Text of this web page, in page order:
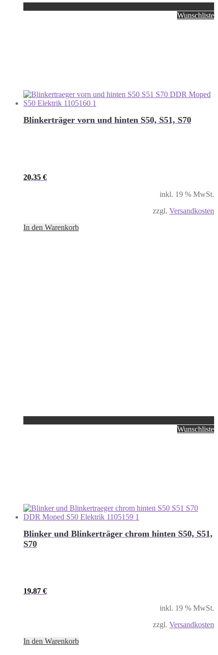
Wunschliste
Blinkerträger vorn und hinten S50, S51, S70
20,35 €
inkl. 19 % MwSt.
zzgl. Versandkosten
In den Warenkorb
Wunschliste
Blinker und Blinkerträger chrom hinten S50, S51,
S70
19,87 €
inkl. 19 % MwSt.
zzgl. Versandkosten
In den Warenkorb